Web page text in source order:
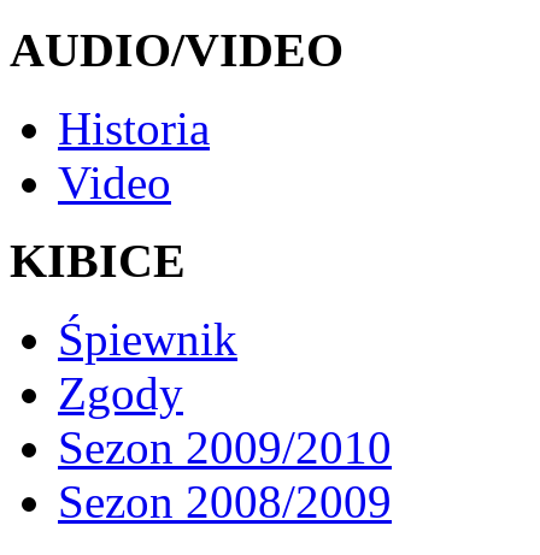
AUDIO/VIDEO
Historia
Video
KIBICE
Śpiewnik
Zgody
Sezon 2009/2010
Sezon 2008/2009